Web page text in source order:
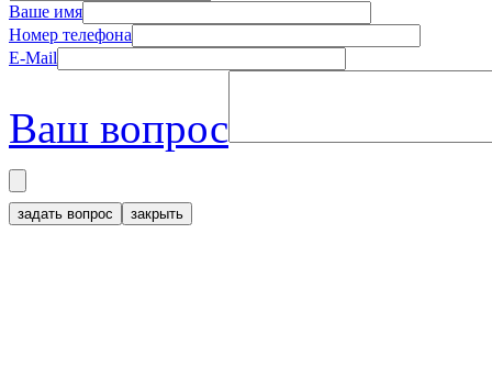
Ваше имя
Номер телефона
E-Mail
Ваш вопрос